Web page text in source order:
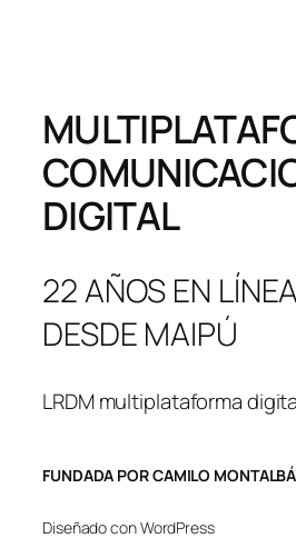
DIGITAL
22 AÑOS EN
DESDE MAIPÚ
LRDM multiplataforma
FUNDADA POR CAMILO
Diseñado con WordPress